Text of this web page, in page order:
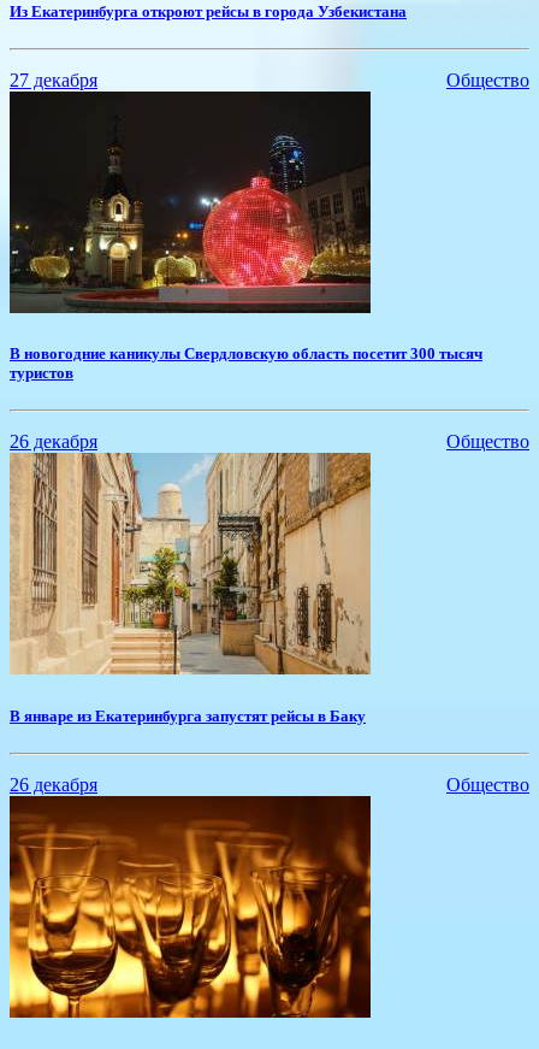
Из Екатеринбурга откроют рейсы в города Узбекистана
27 декабря Общество
В новогодние каникулы Свердловскую область посетит 300 тысяч
туристов
26 декабря Общество
В январе из Екатеринбурга запустят рейсы в Баку
26 декабря Общество